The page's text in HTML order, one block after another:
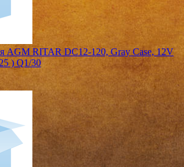
AGM RITAR DC12-120, Gray Case, 12V
) Q1/30